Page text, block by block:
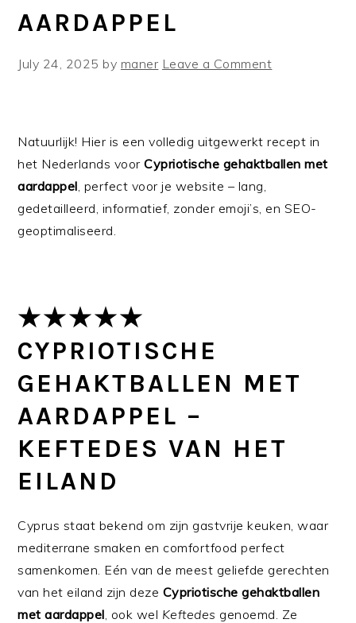
AARDAPPEL
July 24, 2025 by maner Leave a Comment
Natuurlijk! Hier is een volledig uitgewerkt recept in
het Nederlands voorCypriotische gehaktballen met
aardappel , perfect voor je website – lang,
gedetailleerd, informatief, zonder emoji’s, en SEO-
geoptimaliseerd.
★★★★★
CYPRIOTISCHE
GEHAKTBALLEN MET
AARDAPPEL –
KEFTEDES VAN HET
EILAND
Cyprus staat bekend om zijn gastvrije keuken, waar
mediterrane smaken en comfortfood perfect
samenkomen. Eén van de meest geliefde gerechten
van het eiland zijn deze Cypriotische gehaktballen
met aardappel , ook wel Keftedes genoemd. Ze